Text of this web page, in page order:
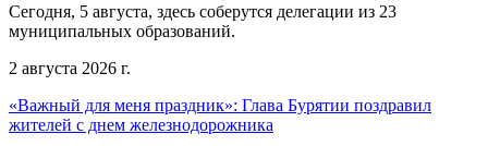
Сегодня, 5 августа, здесь соберутся делегации из 23
муниципальных образований.
2 августа 2026 г.
«Важный для меня праздник»: Глава Бурятии поздравил
жителей с днем железнодорожника